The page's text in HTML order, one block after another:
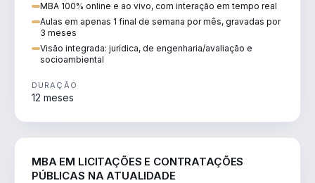
MBA 100% online e ao vivo, com interação em tempo real
Aulas em apenas 1 final de semana por mês, gravadas por
3 meses
Visão integrada: jurídica, de engenharia/avaliação e
socioambiental
DURAÇÃO
12 meses
MBA EM LICITAÇÕES E CONTRATAÇÕES
PÚBLICAS NA ATUALIDADE